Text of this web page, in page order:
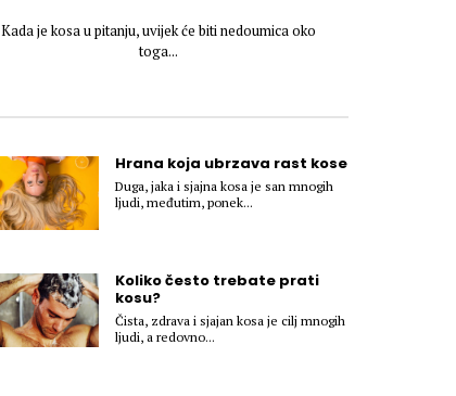
Kada je kosa u pitanju, uvijek će biti nedoumica oko
toga...
Hrana koja ubrzava rast kose
Duga, jaka i sjajna kosa je san mnogih
ljudi, međutim, ponek...
Koliko često trebate prati
kosu?
Čista, zdrava i sjajan kosa je cilj mnogih
ljudi, a redovno...